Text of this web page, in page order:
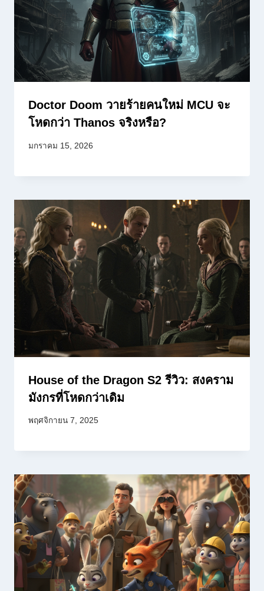
Doctor Doom วายร้ายคนใหม่ MCU จะ
โหดกว่า Thanos จริงหรือ?
มกราคม 15, 2026
House of the Dragon S2 รีวิว: สงคราม
มังกรที่โหดกว่าเดิม
พฤศจิกายน 7, 2025